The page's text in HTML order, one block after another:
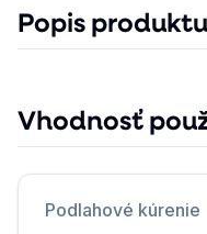
Popis produktu
Vhodnosť
Podlahové kúrenie